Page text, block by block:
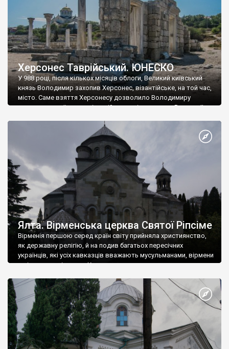
Херсонес Таврійський. ЮНЕСКО
У 988 році, після кількох місяців облоги, Великий київський
князь Володимир захопив Херсонес, візантійське, на той час,
місто. Саме взяття Херсонесу дозволило Володимиру
диктувати свої умови візантійському імператору Василю ІІ, та
Херсонесі Володимир-язичник, став Василем-християнином.
А потім було Хрещення Русі. На честь Херсонесу Таврійського
Ялта. Вірменська церква Святої Ріпсіме
Вірменія першою серед країн світу прийняла християнство,
як державну релігію, й на подив багатьох пересічних
українців, які усіх кавказців вважають мусульманами, вірмени
є відданими вірянами Христа